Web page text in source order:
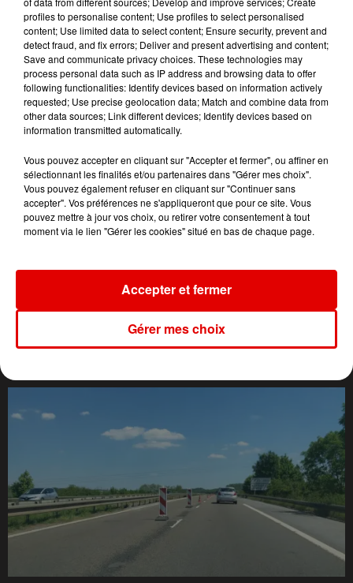
EURYTHMICS
Sexcrime
JEREMY FREROT
Frerot
BRUNO MARS
On My Soul
L'ACTU DES ARDENNES
profiles to personalise content; Use profiles to select personalised
content; Use limited data to select content; Ensure security, prevent and
detect fraud, and fix errors; Deliver and present advertising and content;
Save and communicate privacy choices. These technologies may
process personal data such as IP address and browsing data to offer
following functionalities: Identify devices based on information actively
requested; Use precise geolocation data; Match and combine data from
other data sources; Link different devices; Identify devices based on
information transmitted automatically.
Vous pouvez accepter en cliquant sur "Accepter et fermer", ou affiner en
sélectionnant les finalités et/ou partenaires dans "Gérer mes choix".
Vous pouvez également refuser en cliquant sur "Continuer sans
accepter". Vos préférences ne s'appliqueront que pour ce site. Vous
pouvez mettre à jour vos choix, ou retirer votre consentement à tout
moment via le lien "Gérer les cookies" situé en bas de chaque page.
Gérer mes choix
Accepter et fermer